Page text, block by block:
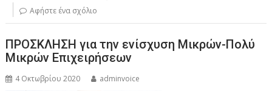
Αφήστε ένα σχόλιο
ΠΡΟΣΚΛΗΣΗ για την ενίσχυση Μικρών-Πολύ
Μικρών Επιχειρήσεων
4 Οκτωβρίου 2020 adminvoice